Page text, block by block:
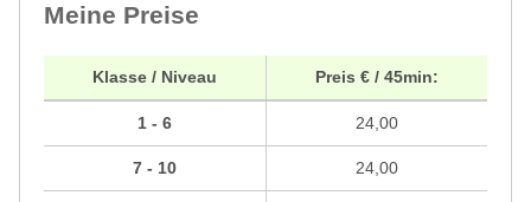
Meine Preise
Klasse / Niveau
1 - 6
7 - 10
Preis € / 45min:
24,00
24,00